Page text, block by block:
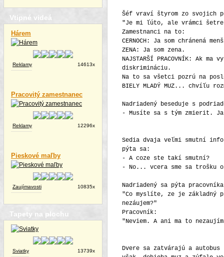
Vtipné videá
Hárem
Reklamy 14613x
Pracovitý zamestnanec
Reklamy 12296x
Pieskové maľby
Zaujímavosti 10835x
Tapety na plochu
Sviatky 13739x
Šéf vraví štyrom zo svojich
"Je mi ľúto, ale vrámci
Zamestnanci na to:
CERNOCH: Ja som chránená
ZENA: Ja som zena.
NAJSTARŠÍ PRACOVNÍK: Ak
diskrimináciu.
Na to sa všetci pozrú na
BIELY MLADÝ MUZ... chvíľu
Nadriadený beseduje s
- Musíte sa s tým zmierit.
Sedia dvaja veľmi smutní
pýta sa:
- A coze ste takí smutní?
- No... vcera sme sa trošku
Nadriadený sa pýta
"Co myslíte, ze je základný
nezáujem?"
Pracovník:
"Neviem. A ani ma to
Dvere sa zatvárajú a autobus